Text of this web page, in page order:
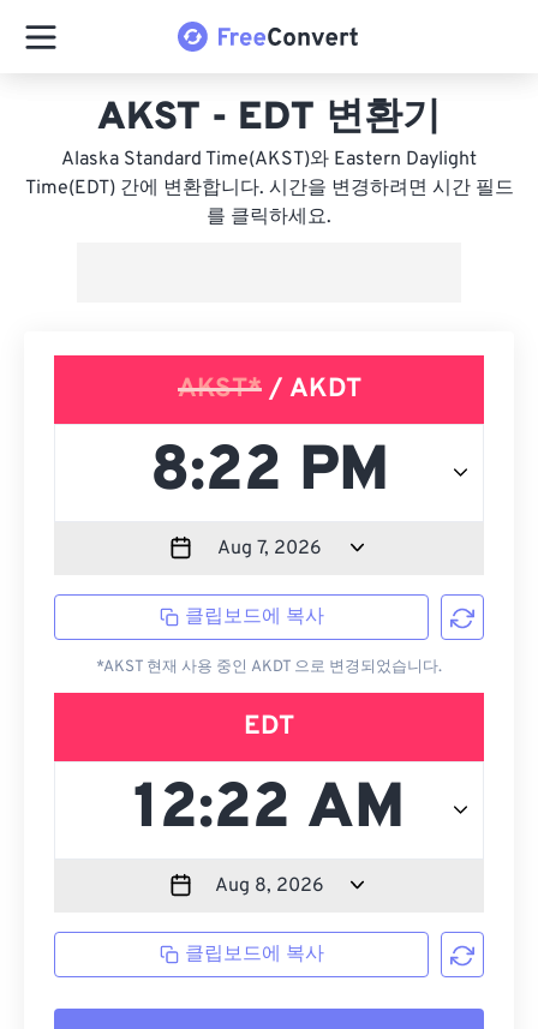
AKST - EDT 변환기
Alaska Standard Time(AKST)와 Eastern Daylight
Time(EDT) 간에 변환합니다. 시간을 변경하려면 시간 필드
를 클릭하세요.
AKST*/ AKDT
클립보드에 복사
*AKST 현재 사용 중인 AKDT 으로 변경되었습니다.
EDT
클립보드에 복사